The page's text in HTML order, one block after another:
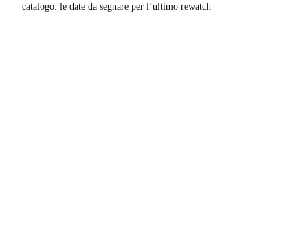
catalogo: le date da segnare per l’ultimo rewatch